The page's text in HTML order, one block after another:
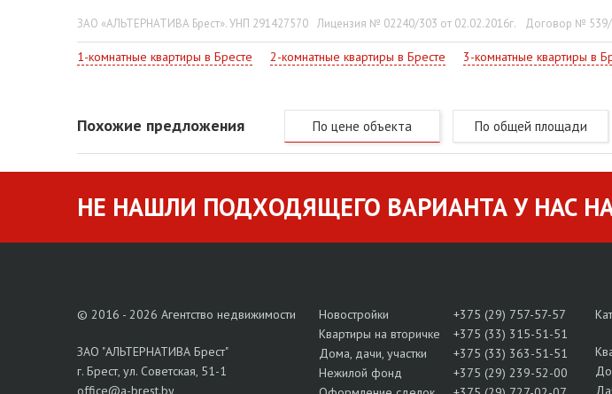
ЗАО «АЛЬТЕРНАТИВА Брест». УНП 291427570 Лицензия № 02240/303 от 02.02.2016г. Договор № 539/
1-комнатные квартиры в Бресте 2-комнатные квартиры в Бресте 3-комнатные квартиры в
Похожие предложения По цене объекта По общей площади
НЕ НАШЛИ ПОДХОДЯЩЕГО ВАРИАНТА У НАС
© 2016 - 2026 Агентство недвижимости
ЗАО "АЛЬТЕРНАТИВА Брест"
г. Брест, ул. Советская, 51-1
office@a-brest.by
Новостройки
+375 (29) 757-57-57
Квартиры на вторичке
+375 (33) 315-51-51
Дома, дачи, участки
+375 (33) 363-51-51
Нежилой фонд
+375 (29) 239-52-00